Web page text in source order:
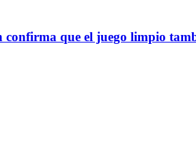
que el juego limpio